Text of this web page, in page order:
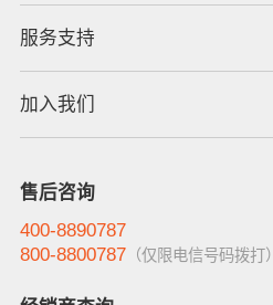
服务支持
加入我们
售后咨询
400-8890787
800-8800787（仅限电信号码拨打）